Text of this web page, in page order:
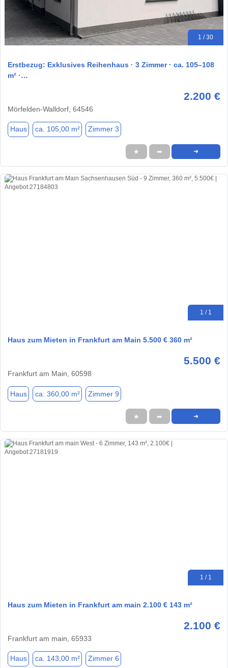
1 / 30
Erstbezug: Exklusives Reihenhaus · 3 Zimmer · ca. 105–108
m² ·…
2.200 €
Mörfelden-Walldorf, 64546
Haus ca. 105,00 m² Zimmer 3
★ ➦ ➜
1 / 1
Haus zum Mieten in Frankfurt am Main 5.500 € 360 m²
5.500 €
Frankfurt am Main, 60598
Haus ca. 360,00 m² Zimmer 9
★ ➦ ➜
1 / 1
Haus zum Mieten in Frankfurt am main 2.100 € 143 m²
2.100 €
Frankfurt am main, 65933
Haus ca. 143,00 m² Zimmer 6